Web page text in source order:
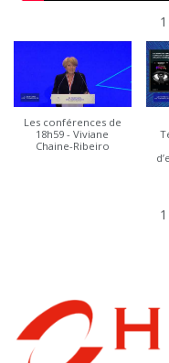
1
Les conférences de
18h59 - Viviane
Chaine-Ribeiro
1